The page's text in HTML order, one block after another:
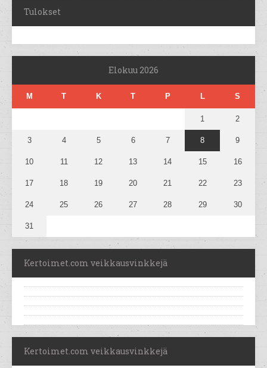
Tulokset
Elokuu 2026
M T K T P L S
1 2
3 4 5 6 7 8 9
10 11 12 13 14 15 16
17 18 19 20 21 22 23
24 25 26 27 28 29 30
31
Kertoimet.com veikkausvinkkejä
Kertoimet.com veikkausvinkkejä